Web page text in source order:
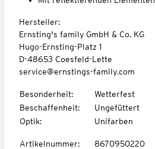
Hersteller:
Ernsting's family GmbH & Co. KG
Hugo-Ernsting-Platz 1
D-48653 Coesfeld-Lette
service@ernstings-family.com
Besonderheit:
Wetterfest
Beschaffenheit:
Ungefüttert
Optik: Unifarben
Artikelnummer: 8670950220